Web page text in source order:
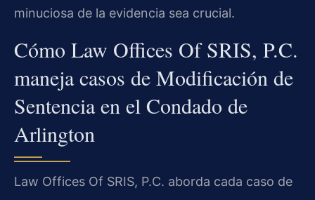
minuciosa de la evidencia sea crucial.
Cómo Law Offices Of SRIS, P.C.
maneja casos de Modificación de
Sentencia en el Condado de
Arlington
Law Offices Of SRIS, P.C. aborda cada caso de